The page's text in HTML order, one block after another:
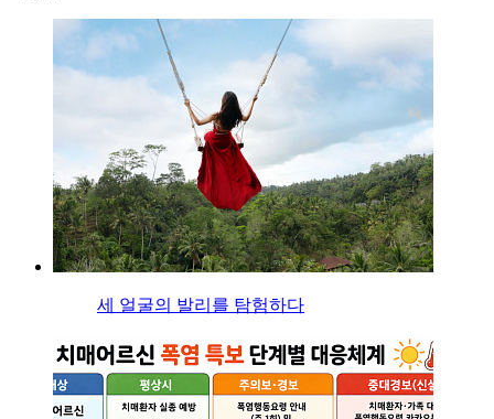
세 얼굴의 발리를 탐험하다